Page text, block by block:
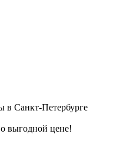
в Санкт-Петербурге
выгодной цене!